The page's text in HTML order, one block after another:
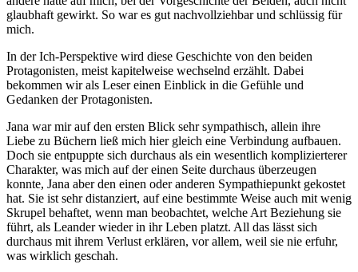
glaubhaft gewirkt. So war es gut nachvollziehbar und schlüssig für
mich.
In der Ich-Perspektive wird diese Geschichte von den beiden
Protagonisten, meist kapitelweise wechselnd erzählt. Dabei
bekommen wir als Leser einen Einblick in die Gefühle und
Gedanken der Protagonisten.
Jana war mir auf den ersten Blick sehr sympathisch, allein ihre
Liebe zu Büchern ließ mich hier gleich eine Verbindung aufbauen.
Doch sie entpuppte sich durchaus als ein wesentlich komplizierterer
Charakter, was mich auf der einen Seite durchaus überzeugen
konnte, Jana aber den einen oder anderen Sympathiepunkt gekostet
hat. Sie ist sehr distanziert, auf eine bestimmte Weise auch mit wenig
Skrupel behaftet, wenn man beobachtet, welche Art Beziehung sie
führt, als Leander wieder in ihr Leben platzt. All das lässt sich
durchaus mit ihrem Verlust erklären, vor allem, weil sie nie erfuhr,
was wirklich geschah.